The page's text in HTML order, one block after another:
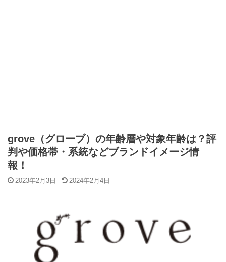
grove（グローブ）の年齢層や対象年齢は？評
判や価格帯・系統などブランドイメージ情
報！
2023年2月3日 2024年2月4日